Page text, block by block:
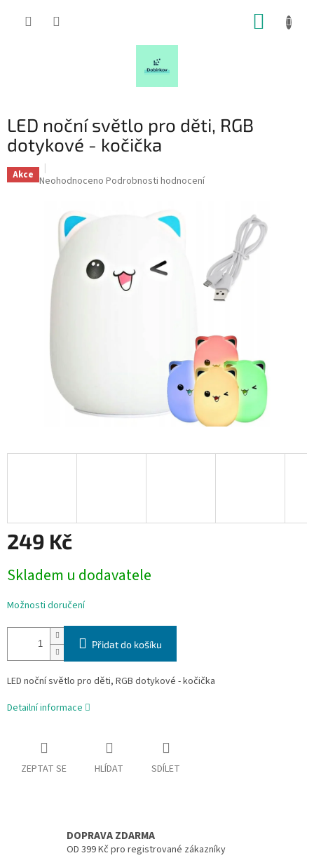
LED noční světlo pro děti, RGB
dotykové - kočička
Akce Průměrné
hvězdiček.
Neohodnoceno Podrobnosti hodnocení
249 Kč
cena:
Skladem u dodavatele
Možnosti doručení
Přidat do košíku
LED noční světlo pro děti, RGB dotykové - kočička
Detailní informace
ZEPTAT SE HLÍDAT SDÍLET
DOPRAVA ZDARMA
OD 399 Kč pro registrované zákazníky